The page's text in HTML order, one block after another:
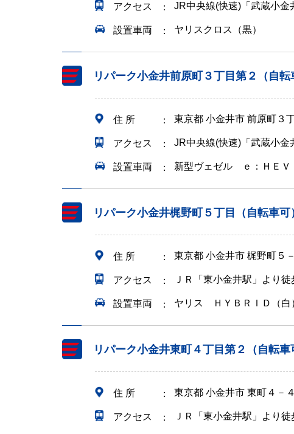
アクセス JR中央線(快速)「武蔵小金
設置車両 ヤリスクロス（黒）
リパーク小金井前原町３丁目第２（自転
住 所 東京都 小金井市 前原町３
アクセス JR中央線(快速)「武蔵小金
設置車両 新型ヴェゼル ｅ：ＨＥＶ
リパーク小金井梶野町５丁目（自転車可
住 所 東京都 小金井市 梶野町５
アクセス ＪＲ「東小金井駅」より徒
設置車両 ヤリス ＨＹＢＲＩＤ（白
リパーク小金井東町４丁目第２（自転車
住 所 東京都 小金井市 東町４－
アクセス ＪＲ「東小金井駅」より徒